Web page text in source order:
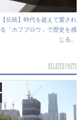
【伝統】時代を超えて愛され
る「ホフブロウ」で歴史を感
じる。
RELATED POSTS